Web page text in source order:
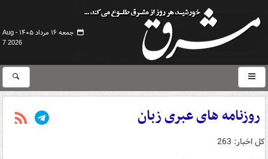
جمعه ۱۶ مرداد ۱۴۰۵ -
Aug
7 2026
روزنامه های عبری زبان
کل اخبار: 263